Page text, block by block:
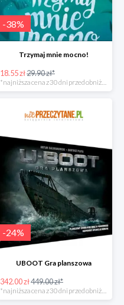
-38%
Trzymaj mnie mocno!
18.55 zł29.90 zł*
-24%
UBOOT Gra planszowa
342.00 zł449.00 zł*
*najniższa cena z 30 dni przed obniżką